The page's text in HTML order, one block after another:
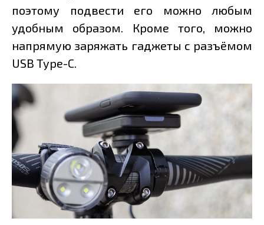
поэтому подвести его можно любым
удобным образом. Кроме того, можно
напрямую заряжать гаджеты с разъёмом
USB Type-C.